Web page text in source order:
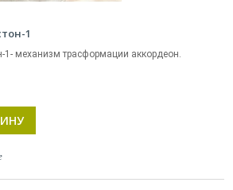
1
1- механизм трасформации аккордеон.